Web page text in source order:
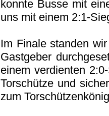
konnte Busse mit
uns mit einem 2:1-
Im Finale standen
Gastgeber
einem verdienten
Torschütze und
zum